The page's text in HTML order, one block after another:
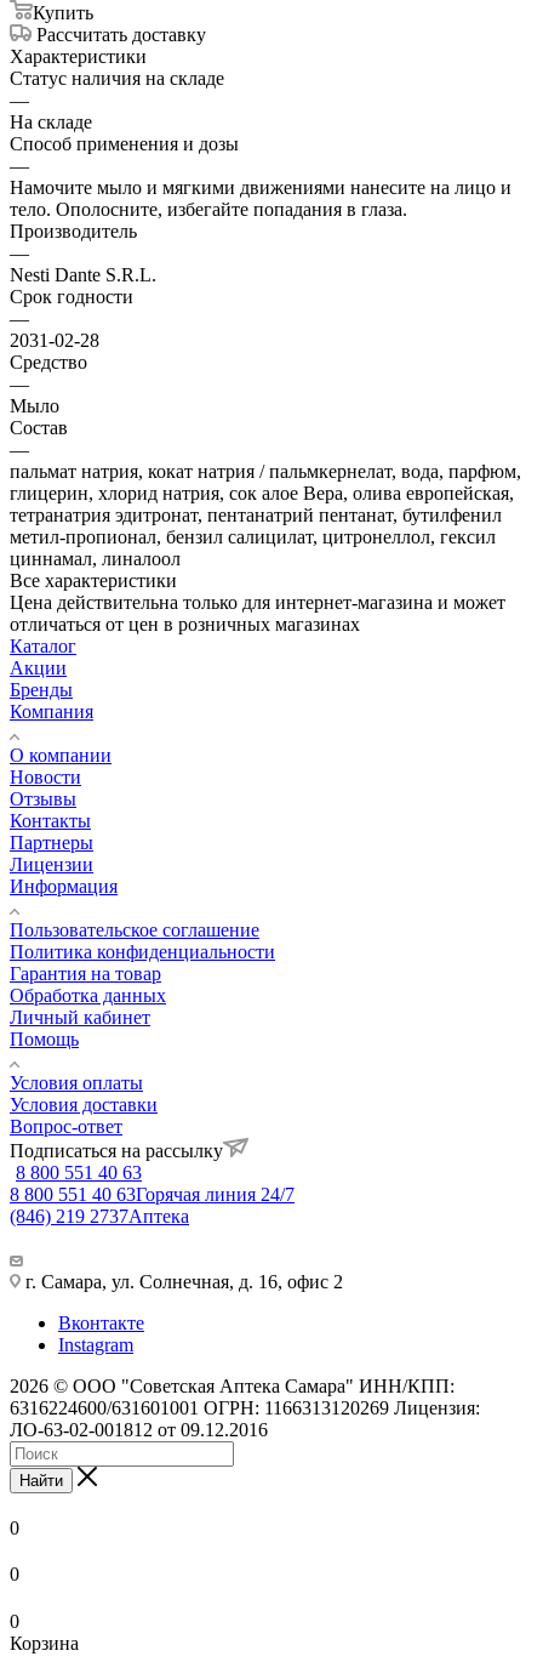
Купить
Рассчитать доставку
Характеристики
Статус наличия на складе
—
На складе
Способ применения и дозы
—
Намочите мыло и мягкими движениями нанесите на лицо и
тело. Ополосните, избегайте попадания в глаза.
Производитель
—
Nesti Dante S.R.L.
Срок годности
—
2031-02-28
Средство
—
Мыло
Состав
—
пальмат натрия, кокат натрия / пальмкернелат, вода, парфюм,
глицерин, хлорид натрия, сок алое Вера, олива европейская,
тетранатрия эдитронат, пентанатрий пентанат, бутилфенил
метил-пропионал, бензил салицилат, цитронеллол, гексил
циннамал, линалоол
Все характеристики
Цена действительна только для интернет-магазина и может
отличаться от цен в розничных магазинах
Каталог
Акции
Бренды
Компания
О компании
Новости
Отзывы
Контакты
Партнеры
Лицензии
Информация
Пользовательское соглашение
Политика конфиденциальности
Гарантия на товар
Обработка данных
Личный кабинет
Помощь
Условия оплаты
Условия доставки
Вопрос-ответ
Подписаться на рассылку
8 800 551 40 63
8 800 551 40 63Горячая линия 24/7
(846) 219 2737Аптека
г. Самара, ул. Солнечная, д. 16, офис 2
Вконтакте
Instagram
2026 © ООО "Советская Аптека Самара" ИНН/КПП:
6316224600/631601001 ОГРН: 1166313120269 Лицензия:
ЛО-63-02-001812 от 09.12.2016
Найти
0
0
0
Корзина